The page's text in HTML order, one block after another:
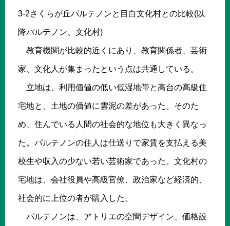
3-2さくらが丘パルテノンと目白文化村との比較(以
降パルテノン、文化村)
教育機関が比較的近くにあり、教育関係者、芸術
家、文化人が集まったという点は共通している。
立地は、利用価値の低い低湿地帯と高台の高級住
宅地と、土地の価値に雲泥の差があった。そのた
め、住んでいる人間の社会的な地位も大きく異なっ
た。パルテノンの住人は仕送りで家賃を支払える美
校生や収入の少ない若い芸術家であった。文化村の
宅地は、会社役員や高級官僚、政治家など経済的、
社会的に上位の者が購入した。
パルテノンは、アトリエの空間デザイン、価格設